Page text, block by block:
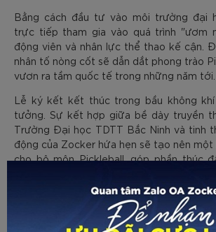
Bằng cách đầu tư vào môi trường đại
trực tiếp tham gia vào quá trình "ươm
động viên và nhân lực thể thao kế cận.
nhân tố nòng cốt sẽ dẫn dắt phong trào
vươn ra tầm quốc tế trong những năm tới.
Lễ ký kết kết thúc trong bầu không
tưởng. Sự kết hợp giữa bề dày truyền
Trường Đại học TDTT Bắc Ninh và tinh
động của Zocker hứa hẹn sẽ tạo nên một
cho bộ môn Pickleball, góp phần thúc
dục thể thao Việt Nam ngày càng phát
Gửi email In trang